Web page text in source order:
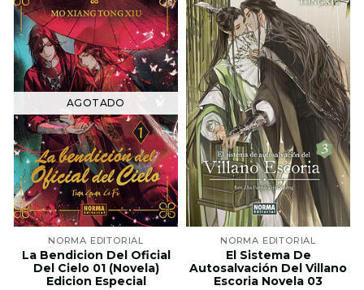
AGOTADO
NORMA EDITORIAL
La Bendicion Del Oficial
Del Cielo 01 (Novela)
Edicion Especial
NORMA EDITORIAL
El Sistema De
Autosalvación Del Villano
Escoria Novela 03